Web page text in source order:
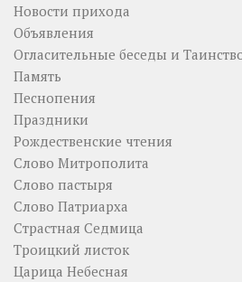
Новости прихода
Объявления
Огласительные беседы и
Память
Песнопения
Праздники
Рождественские чтения
Слово Митрополита
Слово пастыря
Слово Патриарха
Страстная Седмица
Троицкий листок
Царица Небесная